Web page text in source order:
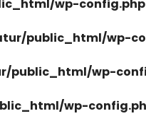
wp-config.php
public_html/wp-
public_html/wp-
wp-